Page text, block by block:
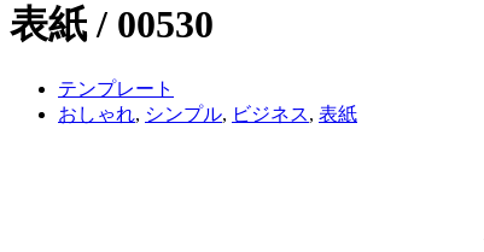
表紙 / 00530
テンプレート
おしゃれ, シンプル, ビジネス, 表紙